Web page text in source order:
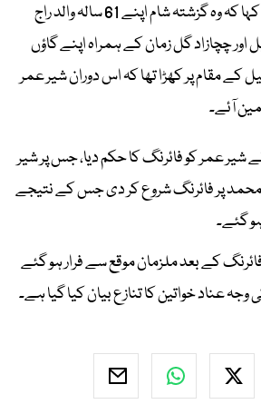
ایف آئی آر میں انہوں نے کہا کہ وہ گزشتہ شام اپنے 61 سالہ والد راج
چچازاد گل زمان کے ہمراہ اپنے گاؤں
کے مقام پر کھڑا تھا کہ اس دوران شیر عمر
آئے۔
شیر عمر کو فائرنگ کا حکم دیا، جس پر شیر
پر فائرنگ شروع کر دی جس کے نتیجے
گئے۔
کے بعد ملزمان موقع سے فرار ہو گئے
وجہ عناد خواتین کا تنازع بیان کیا گیا ہے۔